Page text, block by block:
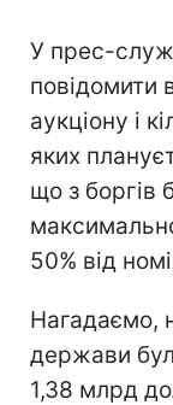
У прес-
повідомити
аукціону і
яких
що з боргів
50% від
Нагадаємо,
держави
1,38 млрд